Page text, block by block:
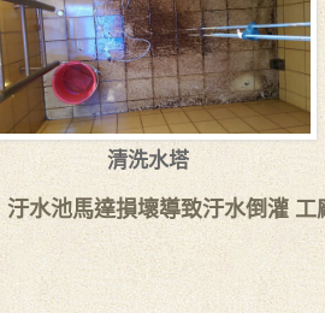
清洗水塔
汙水池馬達損壞導致汙水倒灌 工